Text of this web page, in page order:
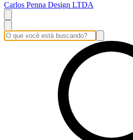
Carlos Penna Design LTDA